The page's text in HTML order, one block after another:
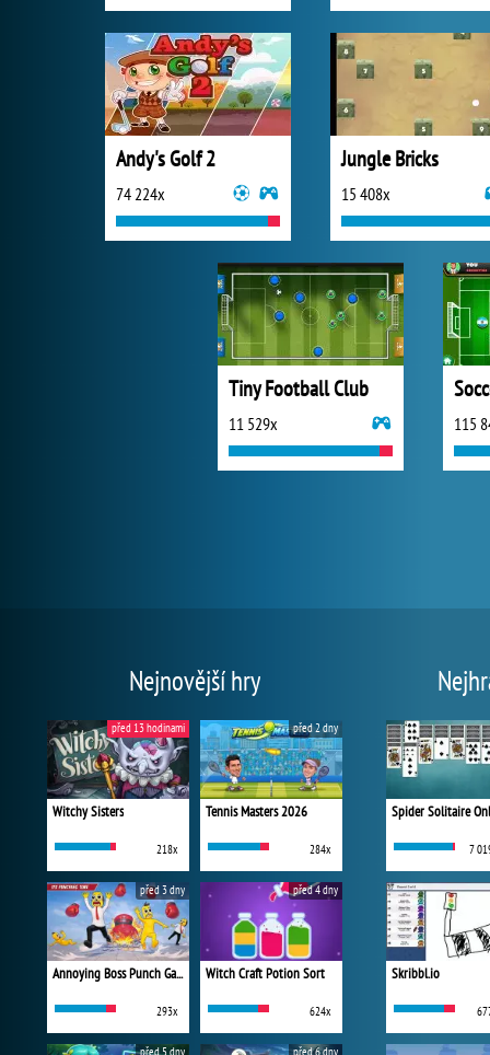
Andy's Golf 2
74 224x
Jungle Bricks
15 408x
Tiny Football Club
11 529x 115
Nejnovější hry
Witchy Sisters
218x
před 13 hodinami
Tennis Masters 2026
284x
před 2 dny
Annoying Boss Punch Game
293x
před 3 dny
Witch Craft Potion Sort
624x
před 4 dny
před 5 dny před 6 dny
Spider Solitaire
7
Skribbl.io